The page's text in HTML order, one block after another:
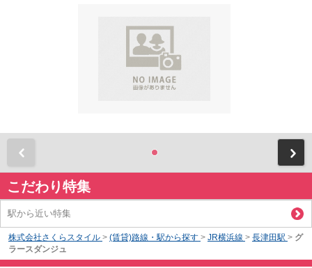
こだわり特集
駅から近い特集
株式会社さくらスタイル > (賃貸)路線・駅から探す > JR横浜線 > 長津田駅 > グ
ラースダンジュ